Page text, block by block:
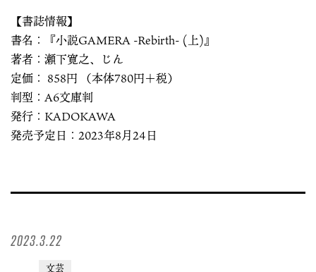
【書誌情報】
書名：『小説GAMERA -Rebirth- (上)』
著者：瀬下寛之、じん
定価： 858円 （本体780円＋税）
判型：A6文庫判
発行：KADOKAWA
発売予定日：2023年8月24日
2023.3.22
文芸